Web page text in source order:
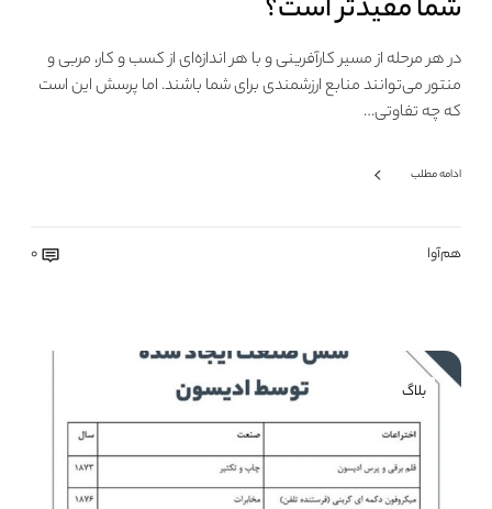
شما مفیدتر است؟
در هر مرحله از مسیر کارآفرینی و با هر اندازه‌ای از کسب و کار، مربی و
منتور می‌توانند منابع ارزشمندی برای شما باشند. اما پرسش این است
که چه تفاوتی…
ادامه مطلب
هم‌آوا 0
بلاگ